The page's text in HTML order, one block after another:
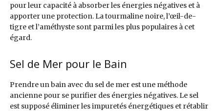
pour leur capacité à absorber les énergies négatives et à
apporter une protection. La tourmaline noire, l’œil-de-
tigre et l’améthyste sont parmi les plus populaires à cet
égard.
Sel de Mer pour le Bain
Prendre un bain avec du sel de mer est une méthode
ancienne pour se purifier des énergies négatives. Le sel
est supposé éliminer les impuretés énergétiques et rétablir